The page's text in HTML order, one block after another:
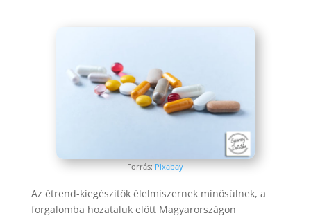
Forrás:Pixabay
Az étrend-kiegészítők élelmiszernek minősülnek, a
forgalomba hozataluk előtt Magyarországon